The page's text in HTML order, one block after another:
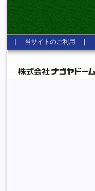
｜ 当サイトのご利用 ｜